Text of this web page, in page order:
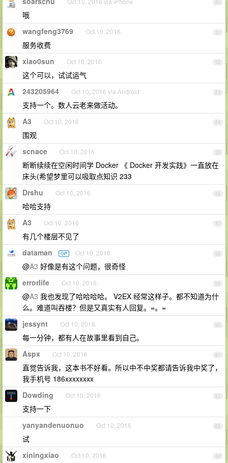
50
哦
51
wangfeng3769 Oct 10, 2016
服务收费
52
xiao0sun Oct 10, 2016
这个可以，试试运气
53
243205964 Oct 10, 2016 via Android
支持一个。数人云老来做活动。
54
A3 Oct 10, 2016
围观
55
scnace Oct 10, 2016
断断续续在空闲时间学 Docker 《 Docker 开发实践》一直放在
床头(希望梦里可以吸取点知识 233
56
Drshu Oct 10, 2016
哈哈支持
57
A3 Oct 10, 2016
有几个楼层不见了
58
dataman OP Oct 10, 2016
@A3 好像是有这个问题，很奇怪
59
errorlife Oct 10, 2016
@A3 我也发现了哈哈哈哈。 V2EX 经常这样子。都不知道为什
么。难道叫吞楼？但是又真实有人回复。=。=
60
jessynt Oct 10, 2016
每一分钟，都有人在故事里看到自己。
61
Aspx Oct 10, 2016
直觉告诉我，这本书不好看。所以中不中奖都请告诉我中奖了，
我手机号 186xxxxxxxx
62
Dowding Oct 10, 2016
支持一下
63
yanyandenuonuo Oct 10, 2016
试
64
xiningxiao Oct 10, 2016